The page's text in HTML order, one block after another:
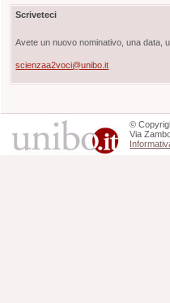
Scriveteci
Avete un nuovo nominativo, una data,
scienzaa2voci@unibo.it
©
Via